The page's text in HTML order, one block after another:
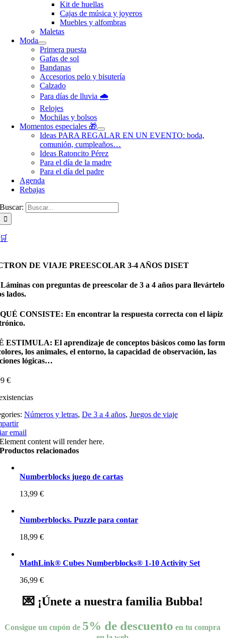
Kit de huellas
Cajas de música y joyeros
Muebles y alfombras
Maletas
Moda
Primera puesta
Gafas de sol
Bandanas
Accesorios pelo y bisutería
Calzado
Para días de lluvia 🌧️
Relojes
Mochilas y bolsos
Momentos especiales 🎁
Ideas PARA REGALAR EN UN EVENTO: boda,
comunión, cumpleaños…
Ideas Ratoncito Pérez
Para el día de la madre
Para el día del padre
Agenda
Rebajas
Buscar:
🛒
DE VIAJE PREESCOLAR 3-4 AÑOS DISET
con preguntas de preescolar de 3 a 4 años para
lados.
CONSISTE: En encontrar la respuesta correcta con el lápiz
ESTIMULA: El aprendizaje de conceptos básicos como las
los animales, el entorno, la capacidad de observación, las
lógicas…
€
Números y letras, De 3 a 4 años, Juegos de viaje
email
Element content will render here.
Productos relacionados
Numberblocks juego de cartas
13,99€
Numberblocks. Puzzle para contar
18,99€
MathLink® Cubes Numberblocks® 1-10 Activity Set
36,99€
💌 ¡Únete a nuestra familia Bubba!
Consigue un cupón de 5% de descuento en tu compra